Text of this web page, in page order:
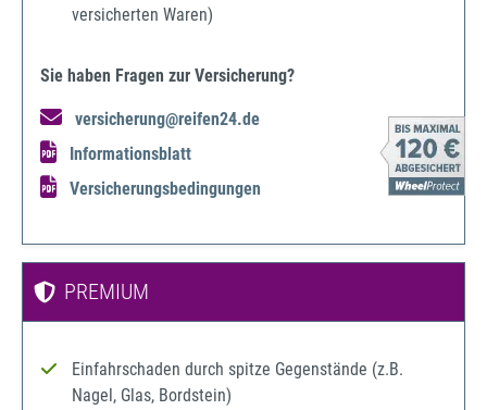
versicherten Waren)
Sie haben Fragen zur Versicherung?
versicherung@reifen24.de
Informationsblatt
Versicherungsbedingungen
PREMIUM
Einfahrschaden durch spitze Gegenstände (z.B.
Nagel, Glas, Bordstein)